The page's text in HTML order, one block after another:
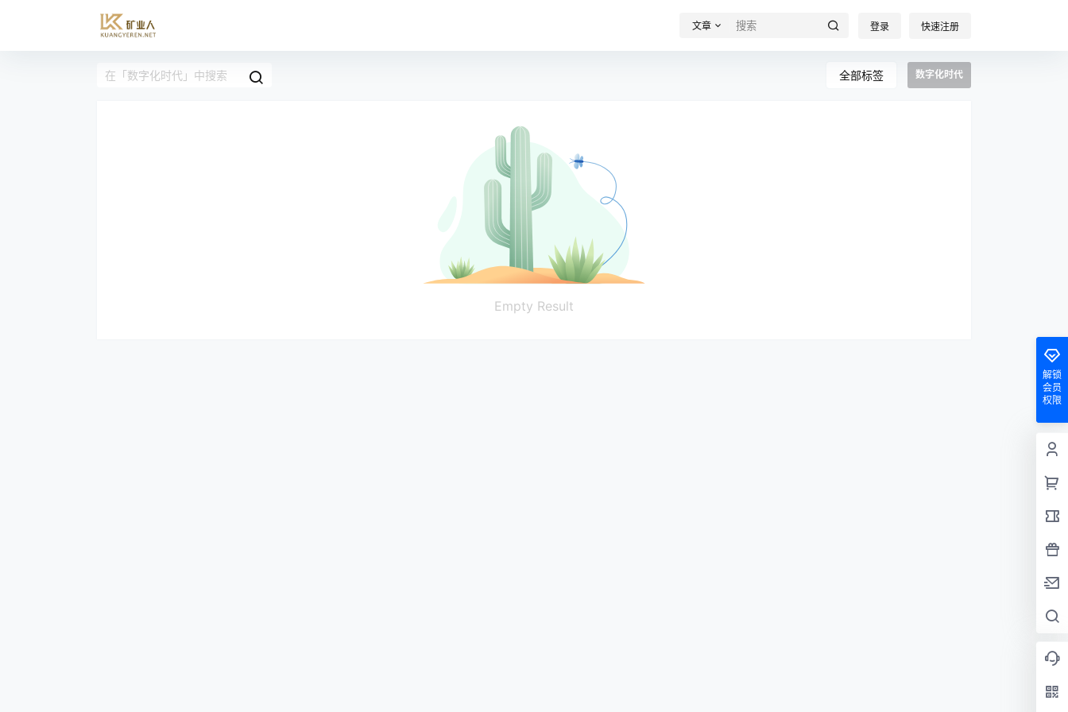
文章 登录 快速注册
全部标签 数字化时代
Empty Result
解锁
会员
权限